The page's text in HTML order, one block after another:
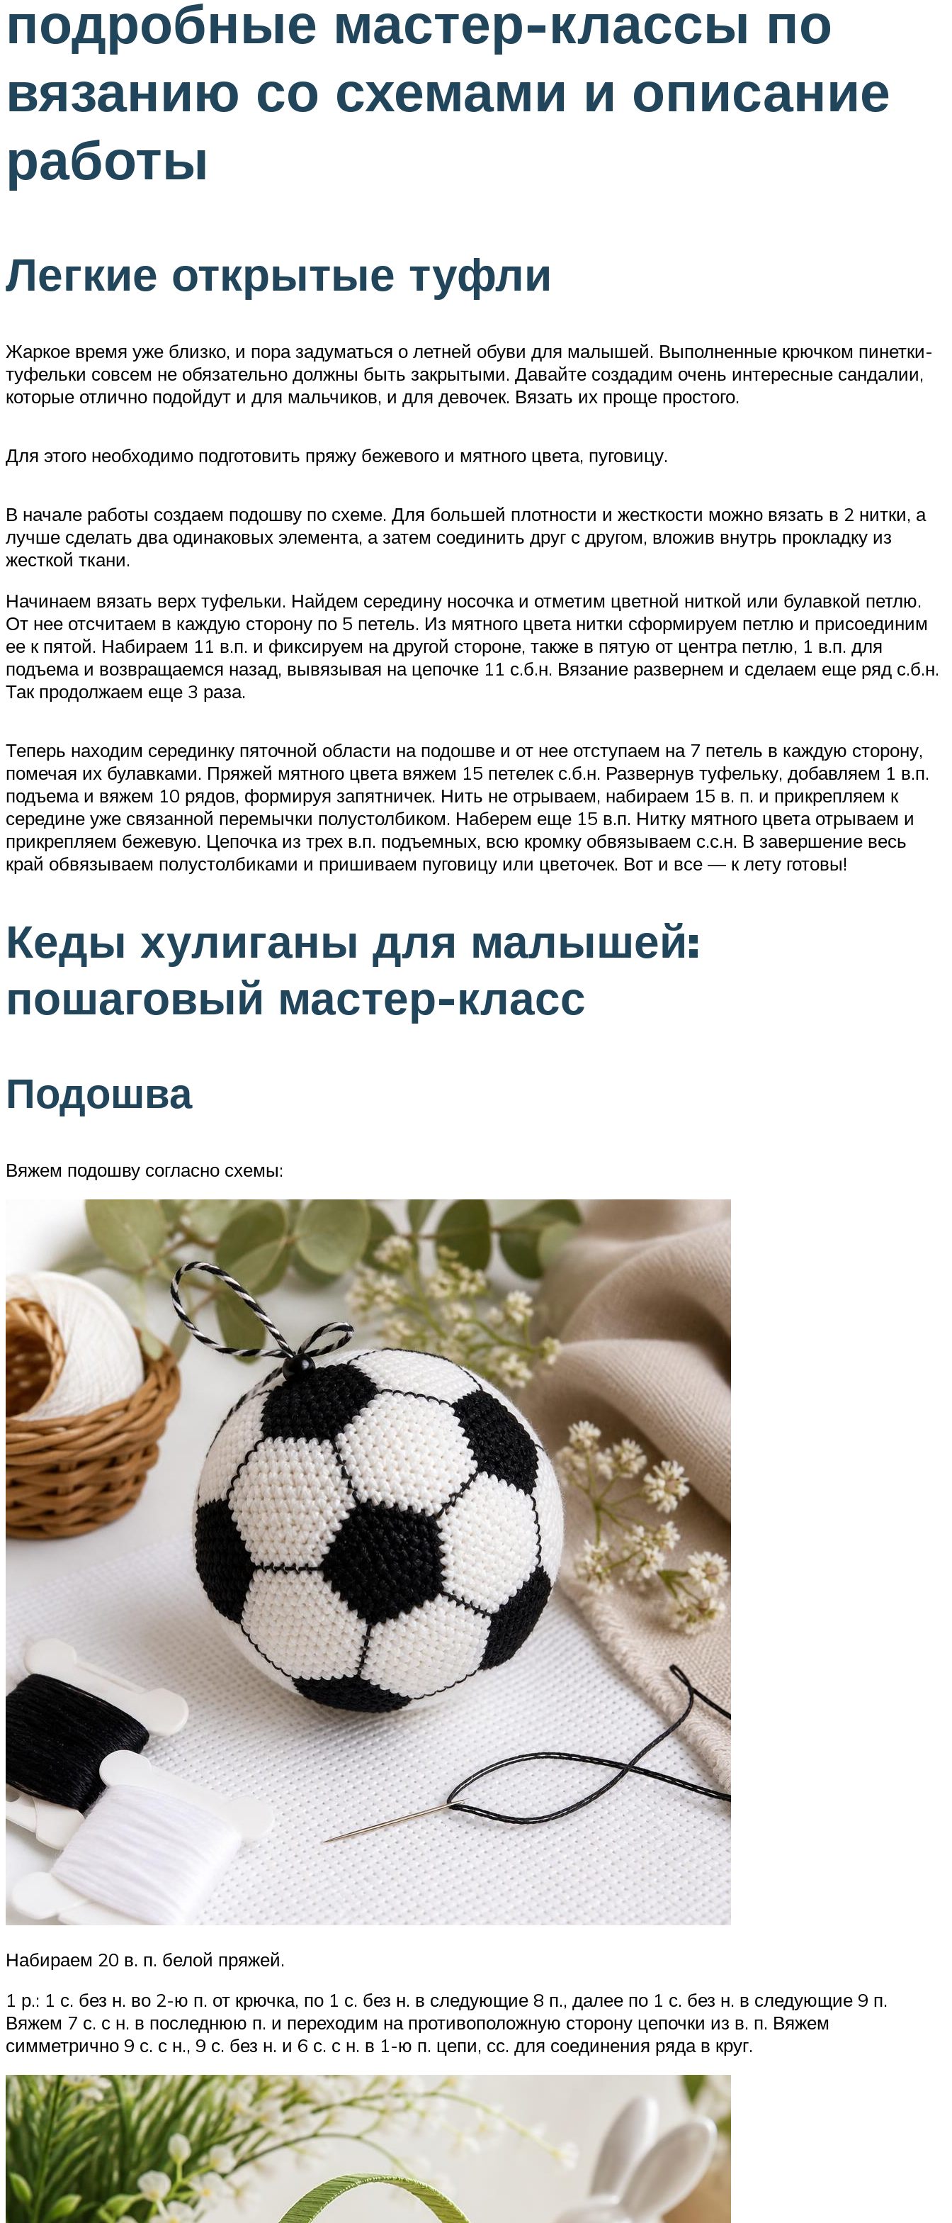
подробные мастер-классы по
вязанию со схемами и описание
работы
Легкие открытые туфли
Жаркое время уже близко, и пора задуматься о летней обуви для малышей. Выполненные крючком пинетки-
туфельки совсем не обязательно должны быть закрытыми. Давайте создадим очень интересные сандалии,
которые отлично подойдут и для мальчиков, и для девочек. Вязать их проще простого.
Для этого необходимо подготовить пряжу бежевого и мятного цвета, пуговицу.
В начале работы создаем подошву по схеме. Для большей плотности и жесткости можно вязать в 2 нитки, а
лучше сделать два одинаковых элемента, а затем соединить друг с другом, вложив внутрь прокладку из
жесткой ткани.
Начинаем вязать верх туфельки. Найдем середину носочка и отметим цветной ниткой или булавкой петлю.
От нее отсчитаем в каждую сторону по 5 петель. Из мятного цвета нитки сформируем петлю и присоединим
ее к пятой. Набираем 11 в.п. и фиксируем на другой стороне, также в пятую от центра петлю, 1 в.п. для
подъема и возвращаемся назад, вывязывая на цепочке 11 с.б.н. Вязание развернем и сделаем еще ряд с.б.н.
Так продолжаем еще 3 раза.
Теперь находим серединку пяточной области на подошве и от нее отступаем на 7 петель в каждую сторону,
помечая их булавками. Пряжей мятного цвета вяжем 15 петелек с.б.н. Развернув туфельку, добавляем 1 в.п.
подъема и вяжем 10 рядов, формируя запятничек. Нить не отрываем, набираем 15 в. п. и прикрепляем к
середине уже связанной перемычки полустолбиком. Наберем еще 15 в.п. Нитку мятного цвета отрываем и
прикрепляем бежевую. Цепочка из трех в.п. подъемных, всю кромку обвязываем с.с.н. В завершение весь
край обвязываем полустолбиками и пришиваем пуговицу или цветочек. Вот и все — к лету готовы!
Кеды хулиганы для малышей:
пошаговый мастер-класс
Подошва
Вяжем подошву согласно схемы:
Набираем 20 в. п. белой пряжей.
1 р.: 1 с. без н. во 2-ю п. от крючка, по 1 с. без н. в следующие 8 п., далее по 1 с. без н. в следующие 9 п.
Вяжем 7 с. с н. в последнюю п. и переходим на противоположную сторону цепочки из в. п. Вяжем
симметрично 9 с. с н., 9 с. без н. и 6 с. с н. в 1-ю п. цепи, сс. для соединения ряда в круг.